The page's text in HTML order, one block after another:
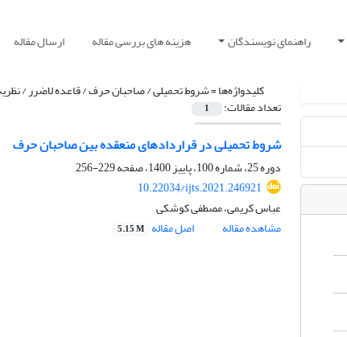
راهنمای نویسندگان هزینه های بررسی مقاله ارسال مقاله
کلیدواژه‌ها =شروط تحمیلی / صاحبان حرف / قاعده لاضرر /
تعداد مقالات: 1
شروط تحمیلی در قراردادهای منعقده بین صاحبان حرف
دوره 25، شماره 100، پاییز 1400، صفحه
229-256
10.22034/ijts.2021.246921
عباس کریمی، مصطفی کوشکی
مشاهده مقاله
اصل مقاله 5.15 M